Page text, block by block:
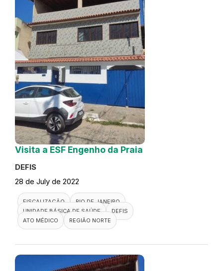
Visita a ESF Engenho da Praia
DEFIS
28 de July de 2022
FISCALIZAÇÃO
RIO DE JANEIRO
UNIDADE BÁSICA DE SAÚDE
DEFIS
ATO MÉDICO
REGIÃO NORTE